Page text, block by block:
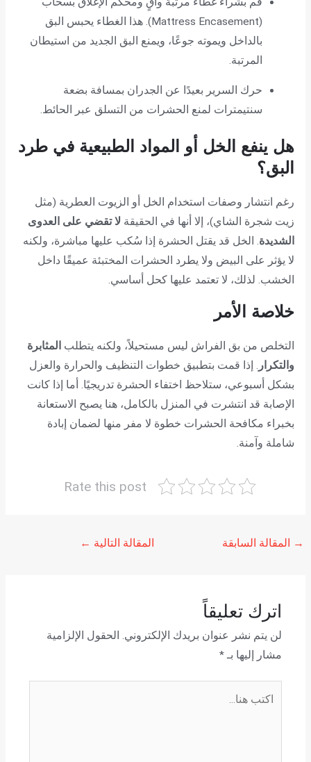
(Mattress Encasement). هذا الغطاء يحبس البق
بالداخل ويموته جوعًا، ويمنع البق الجديد من استيطان
المرتبة.
حرك السرير بعيدًا عن الجدران بمسافة بضعة
سنتيمترات لمنع الحشرات من التسلق عبر الحائط.
هل ينفع الخل أو المواد الطبيعية في طرد
البق؟
رغم انتشار وصفات استخدام الخل أو الزيوت العطرية (مثل
زيت شجرة الشاي)، إلا أنها في الحقيقة لا تقضي على العدوى
الشديدة. الخل قد يقتل الحشرة إذا سُكب عليها مباشرة، ولكنه
لا يؤثر على البيض ولا يطرد الحشرات المختبئة عميقًا داخل
الخشب. لذلك، لا تعتمد عليها كحل أساسي.
خلاصة الأمر
التخلص من بق الفراش ليس مستحيلاً، ولكنه يتطلب المثابرة
والتكرار . إذا قمت بتطبيق خطوات التنظيف والحرارة والعزل
بشكل أسبوعي، ستلاحظ اختفاء الحشرة تدريجيًا. أما إذا كانت
الإصابة قد انتشرت في المنزل بالكامل، هنا يصبح الاستعانة
بخبراء مكافحة الحشرات خطوة لا مفر منها لضمان إبادة
شاملة وآمنة.
Rate this post
→ المقالة السابقة المقالة التالية ←
اترك تعليقاً
لن يتم نشر عنوان بريدك الإلكتروني. الحقول الإلزامية
مشار إليها بـ*